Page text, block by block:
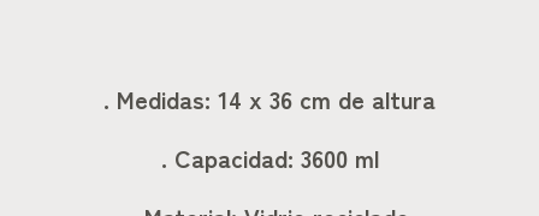
. Medidas: 14 x 36 cm de altura
. Capacidad: 3600 ml